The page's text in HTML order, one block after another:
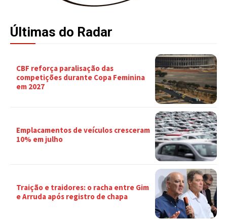
Últimas do Radar
CBF reforça paralisação das
competições durante Copa Feminina
em 2027
Emplacamentos de veículos cresceram
10% em julho
Traição e traidores: o racha entre Gim
e Arruda após registro de chapa